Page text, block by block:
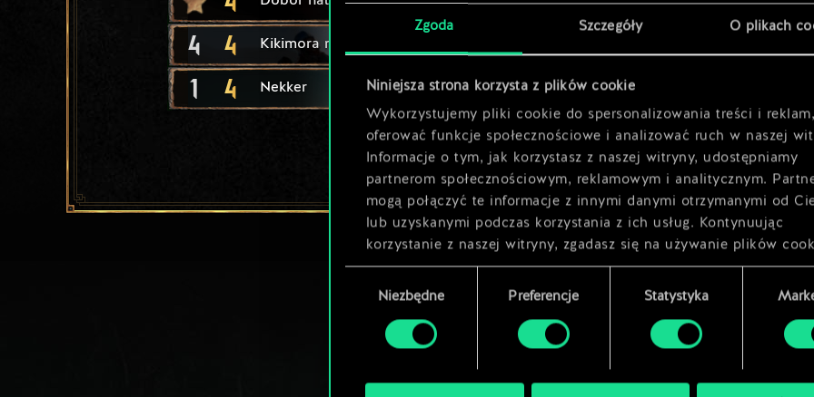
Zgoda Szczegóły O plikach
Niniejsza strona korzysta z plików cookie
Wykorzystujemy pliki cookie do spersonalizowania treści i
oferować funkcje społecznościowe i analizować ruch w naszej
Informacje o tym, jak korzystasz z naszej witryny, udostępniamy
partnerom społecznościowym, reklamowym i analitycznym.
mogą połączyć te informacje z innymi danymi otrzymanymi od
lub uzyskanymi podczas korzystania z ich usług. Kontynuując
korzystanie z naszej witryny, zgadasz się na używanie plików
zgodyNiezbędne Preferencje Statystyka
4 4 Kikimora robotnica
1 4 Nekker